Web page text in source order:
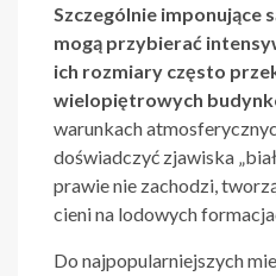
Szczególnie imponujące
mogą przybierać
ich rozmiary często
wielopiętrowych
warunkach
doświadczyć zjawiska
prawie nie zachodzi,
cieni na lodowych
Do najpopularniejszych